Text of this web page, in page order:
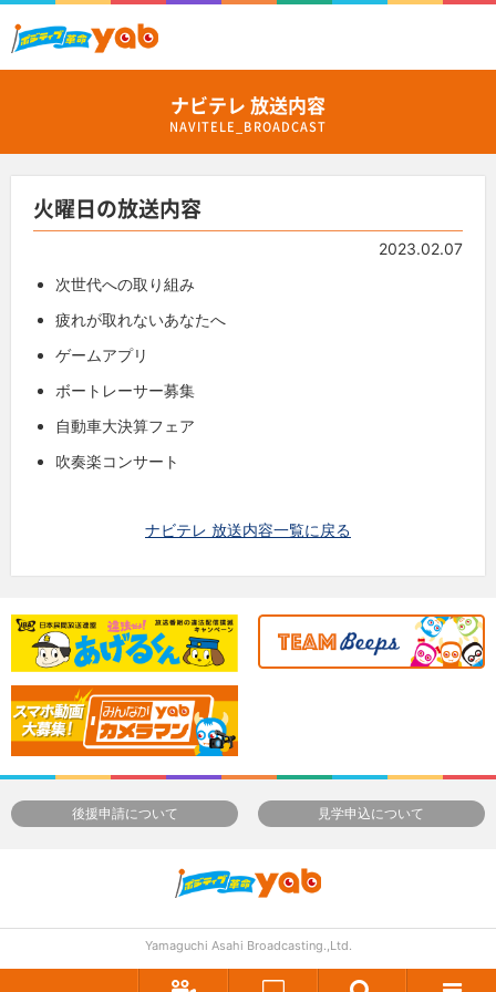
ナビテレ 放送内容
NAVITELE_BROADCAST
火曜日の放送内容
2023.02.07
次世代への取り組み
疲れが取れないあなたへ
ゲームアプリ
ボートレーサー募集
自動車大決算フェア
吹奏楽コンサート
ナビテレ 放送内容一覧に戻る
後援申請について 見学申込について
Yamaguchi Asahi Broadcasting.,Ltd.